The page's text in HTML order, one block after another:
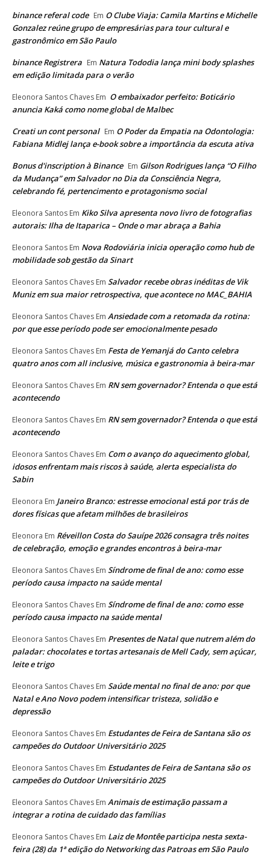
binance referal code Em O Clube Viaja: Camila Martins e Michelle
Gonzalez reúne grupo de empresárias para tour cultural e
gastronômico em São Paulo
binance Registrera Em Natura Tododia lança mini body splashes
em edição limitada para o verão
Eleonora Santos Chaves Em O embaixador perfeito: Boticário
anuncia Kaká como nome global de Malbec
Creati un cont personal Em O Poder da Empatia na Odontologia:
Fabiana Midlej lança e-book sobre a importância da escuta ativa
Bonus d'inscription à Binance Em Gilson Rodrigues lança “O Filho
da Mudança” em Salvador no Dia da Consciência Negra,
celebrando fé, pertencimento e protagonismo social
Eleonora Santos Em Kiko Silva apresenta novo livro de fotografias
autorais: Ilha de Itaparica – Onde o mar abraça a Bahia
Eleonora Santos Em Nova Rodoviária inicia operação como hub de
mobilidade sob gestão da Sinart
Eleonora Santos Chaves Em Salvador recebe obras inéditas de Vik
Muniz em sua maior retrospectiva, que acontece no MAC_BAHIA
Eleonora Santos Chaves Em Ansiedade com a retomada da rotina:
por que esse período pode ser emocionalmente pesado
Eleonora Santos Chaves Em Festa de Yemanjá do Canto celebra
quatro anos com all inclusive, música e gastronomia à beira-mar
Eleonora Santos Chaves Em RN sem governador? Entenda o que está
acontecendo
Eleonora Santos Chaves Em RN sem governador? Entenda o que está
acontecendo
Eleonora Santos Chaves Em Com o avanço do aquecimento global,
idosos enfrentam mais riscos à saúde, alerta especialista do
Sabin
Eleonora Em Janeiro Branco: estresse emocional está por trás de
dores físicas que afetam milhões de brasileiros
Eleonora Em Réveillon Costa do Sauípe 2026 consagra três noites
de celebração, emoção e grandes encontros à beira-mar
Eleonora Santos Chaves Em Síndrome de final de ano: como esse
período causa impacto na saúde mental
Eleonora Santos Chaves Em Síndrome de final de ano: como esse
período causa impacto na saúde mental
Eleonora Santos Chaves Em Presentes de Natal que nutrem além do
paladar: chocolates e tortas artesanais de Mell Cady, sem açúcar,
leite e trigo
Eleonora Santos Chaves Em Saúde mental no final de ano: por que
Natal e Ano Novo podem intensificar tristeza, solidão e
depressão
Eleonora Santos Chaves Em Estudantes de Feira de Santana são os
campeões do Outdoor Universitário 2025
Eleonora Santos Chaves Em Estudantes de Feira de Santana são os
campeões do Outdoor Universitário 2025
Eleonora Santos Chaves Em Animais de estimação passam a
integrar a rotina de cuidado das famílias
Eleonora Santos Chaves Em Laiz de Montêe participa nesta sexta-
feira (28) da 1ª edição do Networking das Patroas em São Paulo